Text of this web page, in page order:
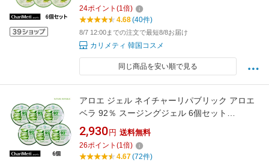
24ポイント (1倍)
4.68(40件)
8/7 12:00までの注文で最短8/8お届け
カリメティ 韓国コスメ
同じ商品を安い順で見る
アロエ ジェル ネイチャーリパブリック アロエ
ベラ 92％ スージングジェル 6個セット
NATURE REPUBLIC 保湿 スキンケア ボディケ
ア / モイスチャー ゲル / 韓国コスメ 送料無料
(国内配送 / 宅急便)
2,930 円 送料無料
26ポイント (1倍)
4.67(72件)